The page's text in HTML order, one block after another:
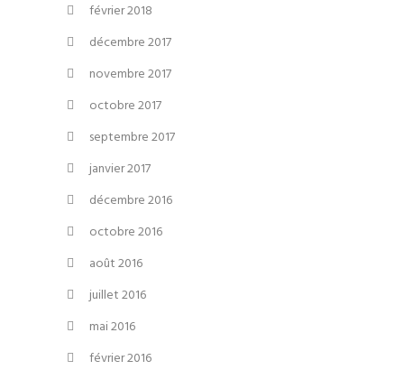
février 2018
décembre 2017
novembre 2017
octobre 2017
septembre 2017
janvier 2017
décembre 2016
octobre 2016
août 2016
juillet 2016
mai 2016
février 2016